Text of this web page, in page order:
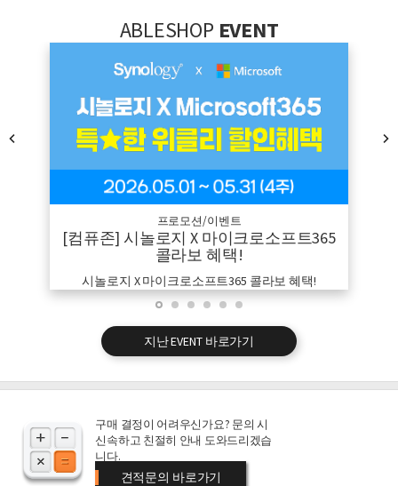
ABLESHOP EVENT
프로모션/이벤트
[컴퓨존] 시놀로지 X 마이크로소프트365
콜라보 혜택!
시놀로지 X 마이크로소프트365 콜라보 혜택!
지난 EVENT 바로가기
구매 결정이 어려우신가요? 문의 시
신속하고 친절히 안내 도와드리겠습
니다.
견적문의 바로가기